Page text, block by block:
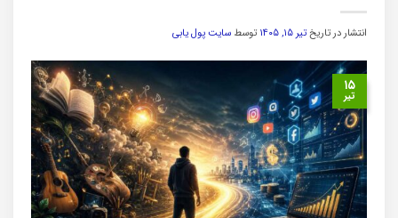
انتشار در تاریختیر ۱۵, ۱۴۰۵ توسط سایت پول یابی
۱۵
تیر